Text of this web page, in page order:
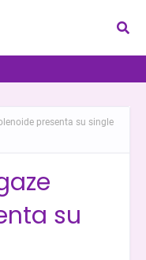
presenta su single
su